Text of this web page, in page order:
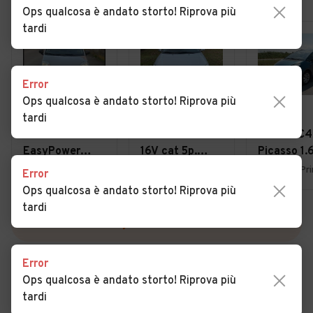
€ 4.950
Fiat Panda 1.2
EasyPower
Lounge
Uboldo (VA)
Ford Focus 1.6i
16V cat 5p.
Citroen C4
Picasso
7posti
VEDI TUTTE
Cerca altri risultati
Ops qualcosa è andato storto! Riprova più
tardi
Error
Ops qualcosa è andato storto! Riprova più
tardi
Error
Ops qualcosa è andato storto! Riprova più
tardi
Error
Ops qualcosa è andato storto! Riprova più
tardi